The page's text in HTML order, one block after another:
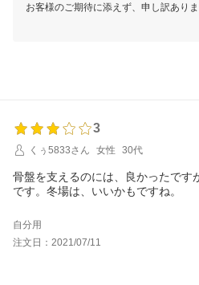
お客様のご期待に添えず、申し訳ありま
キュリーナは矯正下着とは異なり、カ
ウエスト部分に関しましては上に引き
3
くぅ5833さん
女性 30代
骨盤を支えるのには、良かったです
です。冬場は、いいかもですね。
自分用
注文日：2021/07/11